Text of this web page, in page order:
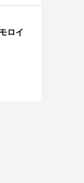
ロイ